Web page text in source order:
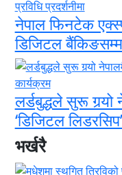
नेपाल फिनटेक
डिजिटल
लर्डबुद्धले सुरू गर्‍यो
‘डिजिटल
भर्खरै